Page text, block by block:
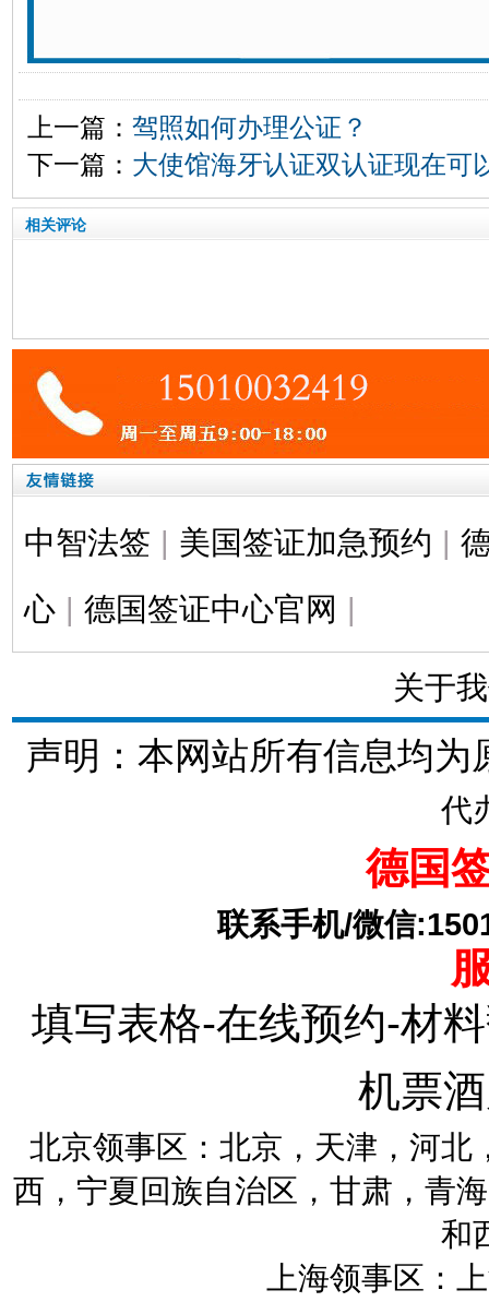
上一篇： 驾照如何办理公证？
下一篇： 大使馆海牙认证双认证现在可
相关评论
中智法签 | 美国签证加急预约 |
心 | 德国签证中心官网 |
关于
声明：本网站所有信息均为
代
德国
联系手机/微信
填写表格-在线预约-材
机票
北京领事区：北京，天津，河
西，宁夏回族自治区，甘肃，青
和
上海领事区：